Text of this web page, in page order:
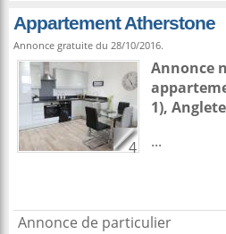
Appartement Atherstone
Annonce gratuite du 28/10/2016.
4
Annonce
1),
...
Annonce de particulier